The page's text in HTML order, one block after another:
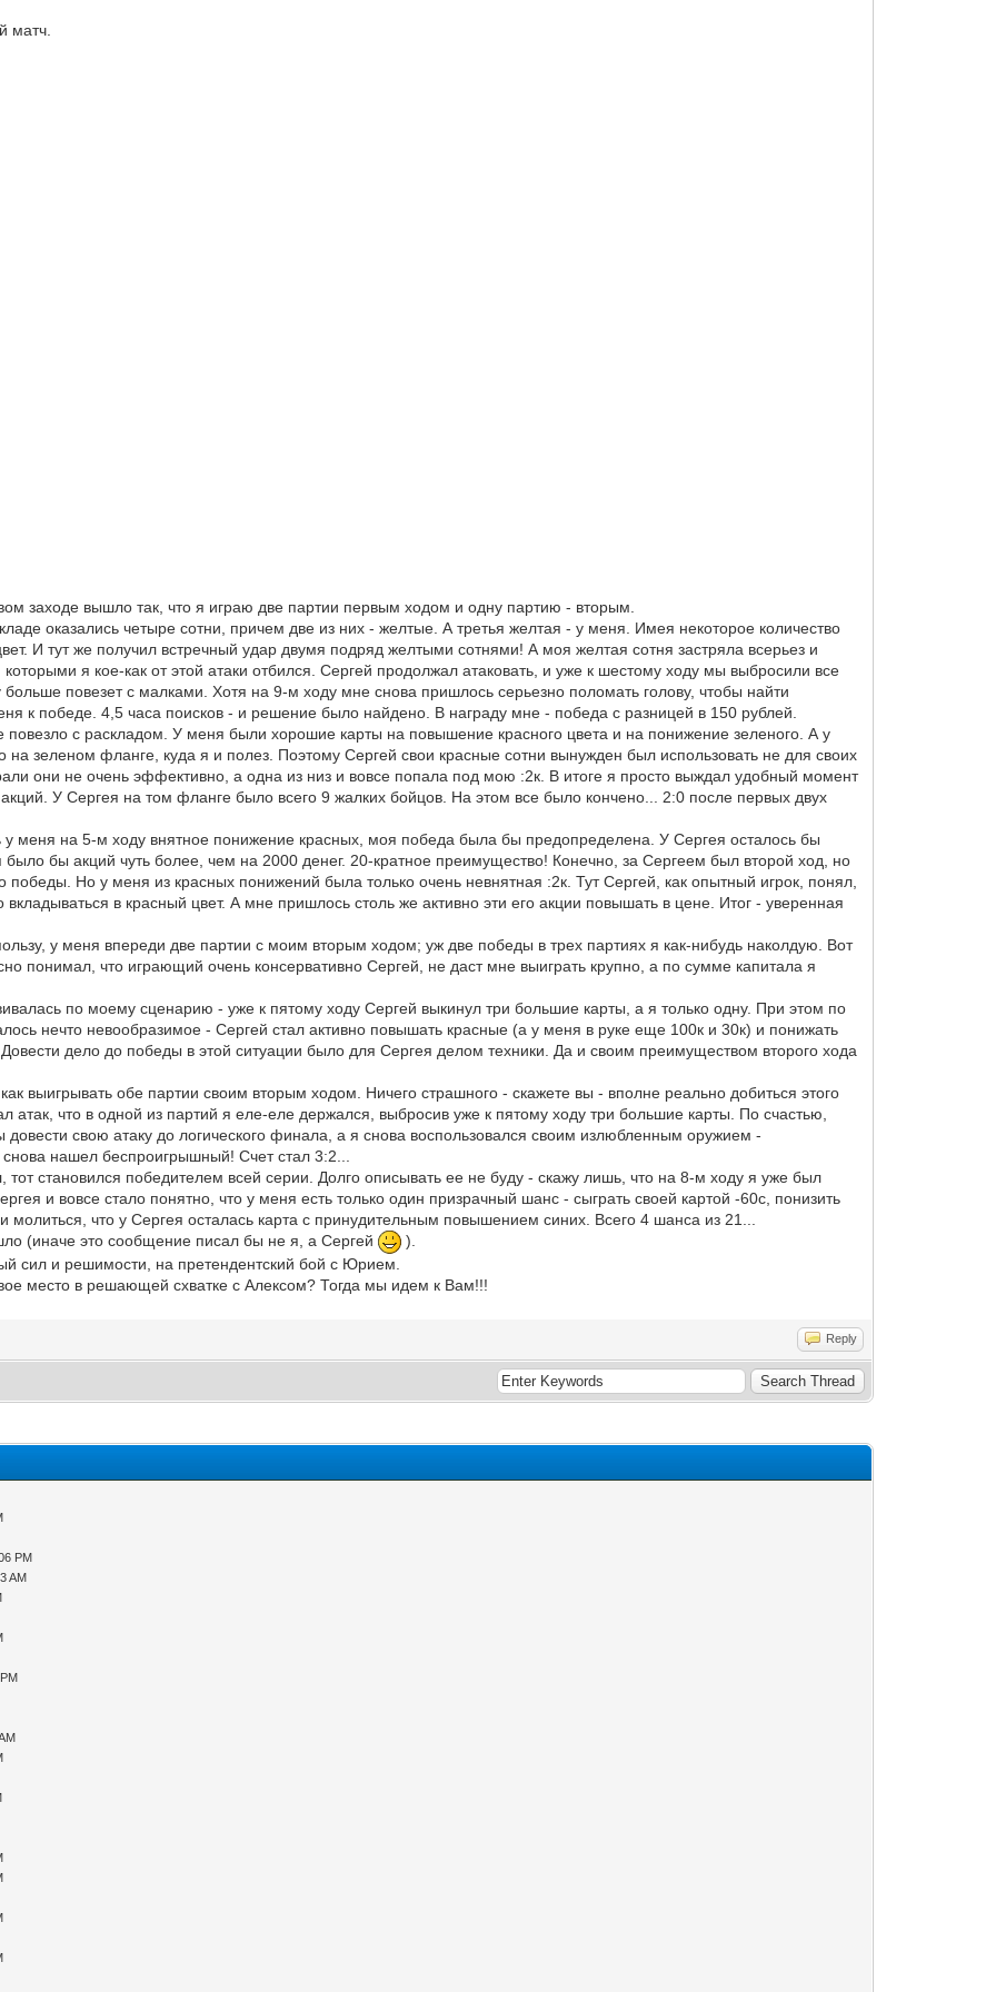
матч.
заходе вышло так, что я играю две партии первым ходом и одну партию - вторым.
оказались четыре сотни, причем две из них - желтые. А третья желтая - у меня. Имея некоторое количество
И тут же получил встречный удар двумя подряд желтыми сотнями! А моя желтая сотня застряла всерьез и
я кое-как от этой атаки отбился. Сергей продолжал атаковать, и уже к шестому ходу мы выбросили все
повезет с малками. Хотя на 9-м ходу мне снова пришлось серьезно поломать голову, чтобы найти
к победе. 4,5 часа поисков - и решение было найдено. В награду мне - победа с разницей в 150 рублей.
с раскладом. У меня были хорошие карты на повышение красного цвета и на понижение зеленого. А у
на зеленом фланге, куда я и полез. Поэтому Сергей свои красные сотни вынужден был использовать не для своих
они не очень эффективно, а одна из низ и вовсе попала под мою :2к. В итоге я просто выждал удобный момент
У Сергея на том фланге было всего 9 жалких бойцов. На этом все было кончено... 2:0 после первых двух
у меня на 5-м ходу внятное понижение красных, моя победа была бы предопределена. У Сергея осталось бы
бы акций чуть более, чем на 2000 денег. 20-кратное преимущество! Конечно, за Сергеем был второй ход, но
победы. Но у меня из красных понижений была только очень невнятная :2к. Тут Сергей, как опытный игрок, понял,
в красный цвет. А мне пришлось столь же активно эти его акции повышать в цене. Итог - уверенная
у меня впереди две партии с моим вторым ходом; уж две победы в трех партиях я как-нибудь наколдую. Вот
понимал, что играющий очень консервативно Сергей, не даст мне выиграть крупно, а по сумме капитала я
по моему сценарию - уже к пятому ходу Сергей выкинул три большие карты, а я только одну. При этом по
нечто невообразимое - Сергей стал активно повышать красные (а у меня в руке еще 100к и 30к) и понижать
дело до победы в этой ситуации было для Сергея делом техники. Да и своим преимуществом второго хода
выигрывать обе партии своим вторым ходом. Ничего страшного - скажете вы - вполне реально добиться этого
атак, что в одной из партий я еле-еле держался, выбросив уже к пятому ходу три большие карты. По счастью,
довести свою атаку до логического финала, а я снова воспользовался своим излюбленным оружием -
нашел беспроигрышный! Счет стал 3:2...
становился победителем всей серии. Долго описывать ее не буду - скажу лишь, что на 8-м ходу я уже был
и вовсе стало понятно, что у меня есть только один призрачный шанс - сыграть своей картой -60с, понизить
молиться, что у Сергея осталась карта с принудительным повышением синих. Всего 4 шанса из 21...
(иначе это сообщение писал бы не я, а Сергей
).
сил и решимости, на претендентский бой с Юрием.
место в решающей схватке с Алексом? Тогда мы идем к Вам!!!
Reply
PM
AM